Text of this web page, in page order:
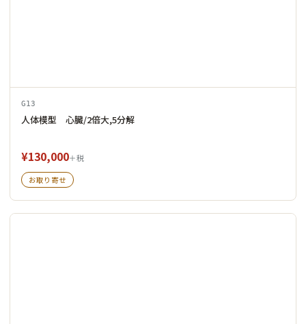
G13
人体模型 心臓/2倍大,5分解
¥130,000＋税
お取り寄せ